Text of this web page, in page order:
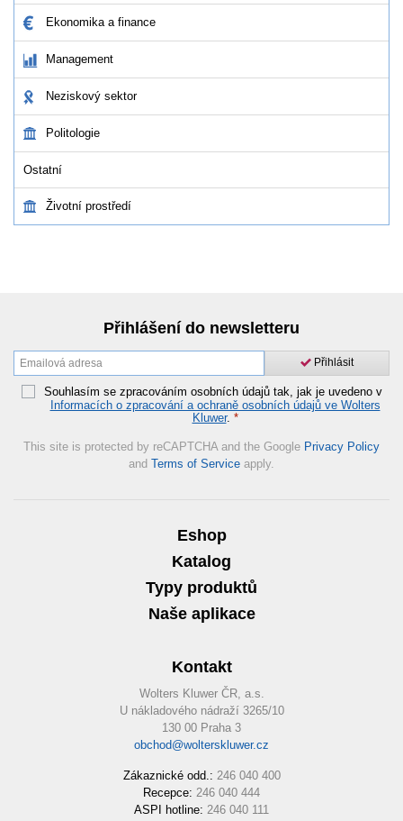
Ekonomika a finance
Management
Neziskový sektor
Politologie
Ostatní
Životní prostředí
Přihlášení do newsletteru
Přihlásit
Souhlasím se zpracováním osobních údajů tak, jak je uvedeno v
Informacích o zpracování a ochraně osobních údajů ve Wolters
Kluwer. *
This site is protected by reCAPTCHA and the Google Privacy Policy
and Terms of Service apply.
Eshop
Katalog
Typy produktů
Naše aplikace
Kontakt
Wolters Kluwer ČR, a.s.
U nákladového nádraží 3265/10
130 00 Praha 3
obchod@wolterskluwer.cz
Zákaznické odd.: 246 040 400
Recepce: 246 040 444
ASPI hotline: 246 040 111